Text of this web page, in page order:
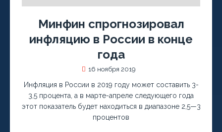
Минфин спрогнозировал
инфляцию в России в конце
года
16 ноября 2019
Инфляция в России в 2019 году может составить 3-
3,5 процента, а в марте-апреле следующего года
этот показатель будет находиться в диапазоне 2,5—3
процентов